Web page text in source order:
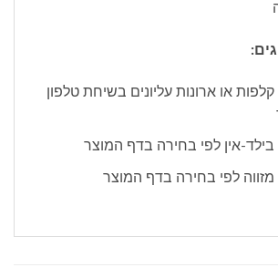
קלפות או ארונות עליונים בשיחת טלפון
בילד-אין לפי בחירה בדף המוצר
מזווה לפי בחירה בדף המוצר